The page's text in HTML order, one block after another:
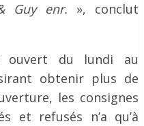
Guy enr. », conclut
ouvert du lundi au
obtenir plus de
les consignes
et refusés n’a qu’à